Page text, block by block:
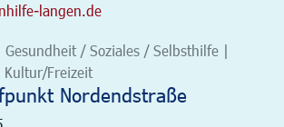
langen.de
Gesundheit / Soziales / Selbsthilfe |
Freizeit
Nordendstraße